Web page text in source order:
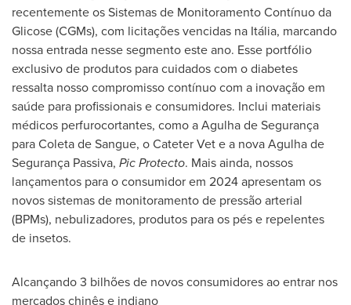
recentemente os Sistemas de Monitoramento Contínuo da
Glicose (CGMs), com licitações vencidas na Itália, marcando
nossa entrada nesse segmento este ano. Esse portfólio
exclusivo de produtos para cuidados com o diabetes
ressalta nosso compromisso contínuo com a inovação em
saúde para profissionais e consumidores. Inclui materiais
médicos perfurocortantes, como a Agulha de Segurança
para Coleta de Sangue, o Cateter Vet e a nova Agulha de
Segurança Passiva, Pic Protecto. Mais ainda, nossos
lançamentos para o consumidor em 2024 apresentam os
novos sistemas de monitoramento de pressão arterial
(BPMs), nebulizadores, produtos para os pés e repelentes
de insetos.
Alcançando 3 bilhões de novos consumidores ao entrar nos
mercados chinês e indiano